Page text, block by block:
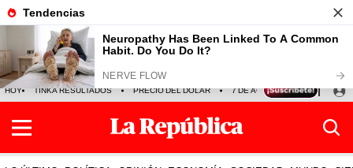
HOY TINKA RESULTADOS PRECIO DEL DÓLAR 7 DE AGOSTO OLLANTA